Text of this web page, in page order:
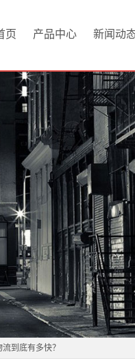
页 产品中心 新闻动
到底有多快？